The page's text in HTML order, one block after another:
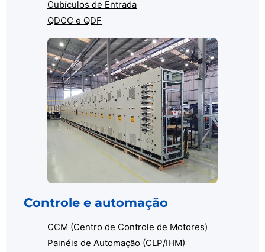
Cubículos de Entrada
QDCC e QDF
Controle e automação
CCM (Centro de Controle de Motores)
Painéis de Automação (CLP/IHM)